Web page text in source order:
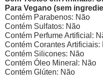
Para Vegano (sem
Contém Parabenos: Não
Contém Sulfatos: Não
Contém Perfume Artificial:
Contém Corantes Artificiais:
Contém Silicones: Não
Contém Óleo Mineral: Não
Contém Glúten: Não